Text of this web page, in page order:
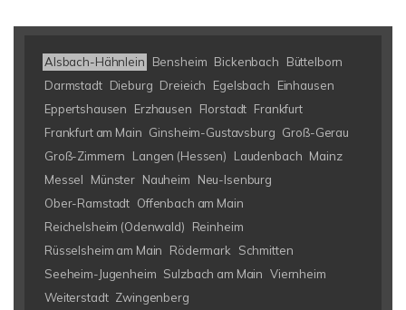
Alsbach-Hähnlein Bensheim Bickenbach
Büttelborn
Darmstadt Dieburg Dreieich Egelsbach
Einhausen
Eppertshausen
Erzhausen Florstadt Frankfurt
Frankfurt am Main Ginsheim-Gustavsburg Groß-Gerau
Groß-Zimmern
Langen (Hessen) Laudenbach Mainz
Messel
Münster Nauheim
Neu-Isenburg
Ober-Ramstadt Offenbach am Main
Reichelsheim (Odenwald)
Reinheim
Rüsselsheim am Main
Rödermark
Schmitten
Seeheim-Jugenheim Sulzbach am Main Viernheim
Weiterstadt Zwingenberg